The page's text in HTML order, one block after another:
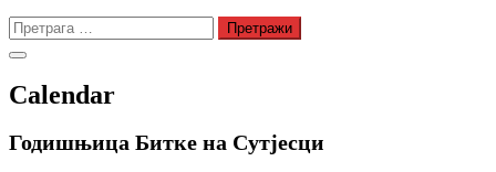
Претрага
за:
Calendar
Годишњица Битке на Сутјесци